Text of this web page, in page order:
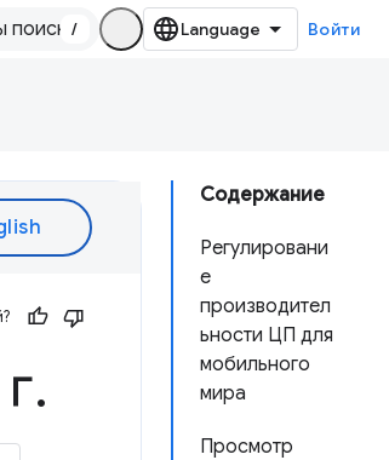
/ Войти
Содержание
Регулировани
е
производител
ьности ЦП для
мобильного
мира
Просмотр
.